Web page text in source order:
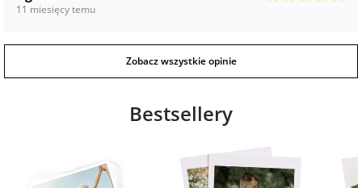
11 miesięcy temu
Zobacz wszystkie opinie
Bestsellery